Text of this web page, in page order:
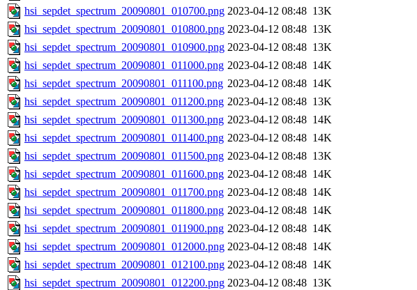
hsi_sepdet_spectrum_20090801_010700.png 2023-04-12 08:48 13K
hsi_sepdet_spectrum_20090801_010800.png 2023-04-12 08:48 13K
hsi_sepdet_spectrum_20090801_010900.png 2023-04-12 08:48 13K
hsi_sepdet_spectrum_20090801_011000.png 2023-04-12 08:48 14K
hsi_sepdet_spectrum_20090801_011100.png 2023-04-12 08:48 14K
hsi_sepdet_spectrum_20090801_011200.png 2023-04-12 08:48 13K
hsi_sepdet_spectrum_20090801_011300.png 2023-04-12 08:48 14K
hsi_sepdet_spectrum_20090801_011400.png 2023-04-12 08:48 14K
hsi_sepdet_spectrum_20090801_011500.png 2023-04-12 08:48 13K
hsi_sepdet_spectrum_20090801_011600.png 2023-04-12 08:48 14K
hsi_sepdet_spectrum_20090801_011700.png 2023-04-12 08:48 14K
hsi_sepdet_spectrum_20090801_011800.png 2023-04-12 08:48 14K
hsi_sepdet_spectrum_20090801_011900.png 2023-04-12 08:48 14K
hsi_sepdet_spectrum_20090801_012000.png 2023-04-12 08:48 14K
hsi_sepdet_spectrum_20090801_012100.png 2023-04-12 08:48 14K
hsi_sepdet_spectrum_20090801_012200.png 2023-04-12 08:48 13K